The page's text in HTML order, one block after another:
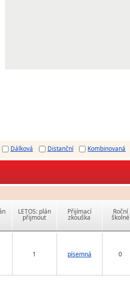
Dálková Distanční Kombinovaná
LETOS: plán
přijmout
Přijímací
zkouška
Roční
školné
1 písemná 0